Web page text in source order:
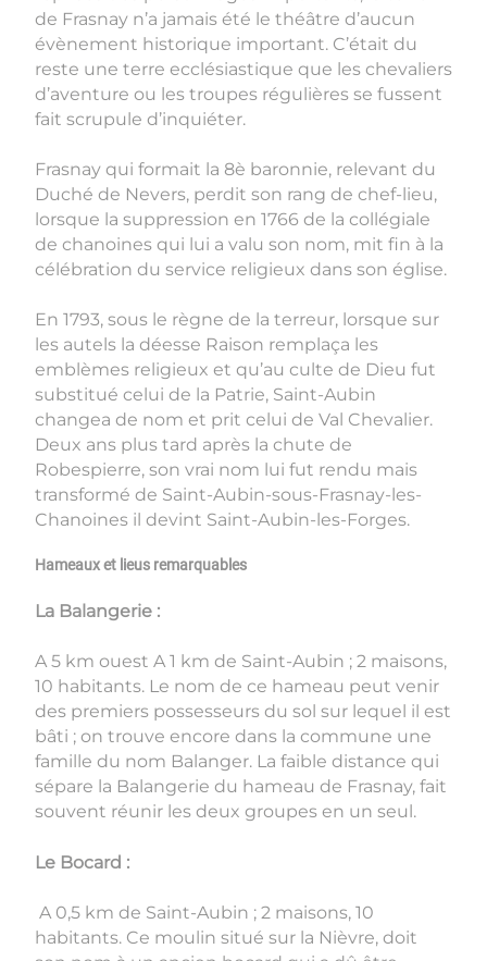
de Frasnay n’a jamais été le théâtre d’aucun
évènement historique important. C’était du
reste une terre ecclésiastique que les chevaliers
d’aventure ou les troupes régulières se fussent
fait scrupule d’inquiéter.
Frasnay qui formait la 8è baronnie, relevant du
Duché de Nevers, perdit son rang de chef-lieu,
lorsque la suppression en 1766 de la collégiale
de chanoines qui lui a valu son nom, mit fin à la
célébration du service religieux dans son église.
En 1793, sous le règne de la terreur, lorsque sur
les autels la déesse Raison remplaça les
emblèmes religieux et qu’au culte de Dieu fut
substitué celui de la Patrie, Saint-Aubin
changea de nom et prit celui de Val Chevalier.
Deux ans plus tard après la chute de
Robespierre, son vrai nom lui fut rendu mais
transformé de Saint-Aubin-sous-Frasnay-les-
Chanoines il devint Saint-Aubin-les-Forges.
Hameaux et lieus remarquables
La Balangerie :
A 5 km ouest A 1 km de Saint-Aubin ; 2 maisons,
10 habitants. Le nom de ce hameau peut venir
des premiers possesseurs du sol sur lequel il est
bâti ; on trouve encore dans la commune une
famille du nom Balanger. La faible distance qui
sépare la Balangerie du hameau de Frasnay, fait
souvent réunir les deux groupes en un seul.
Le Bocard :
A 0,5 km de Saint-Aubin ; 2 maisons, 10
habitants. Ce moulin situé sur la Nièvre, doit